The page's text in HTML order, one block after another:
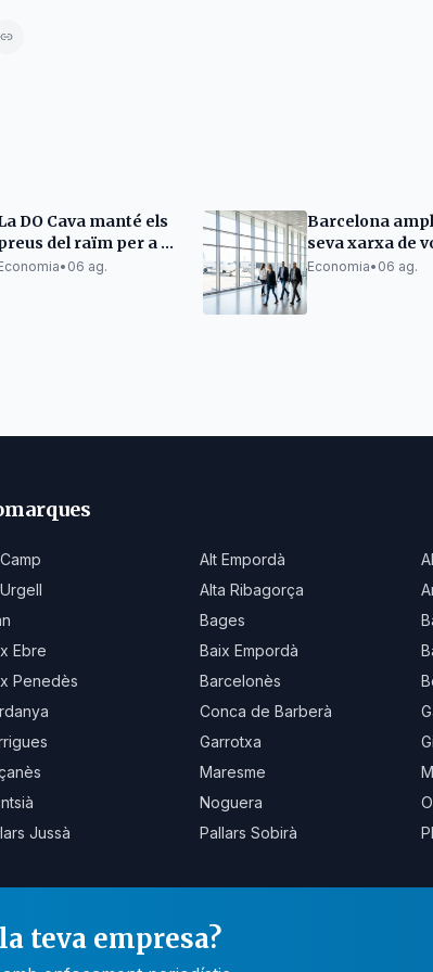
DO Cava manté els
del raïm per a la
verema
• 06 ag.
Barcelona
seva xarxa de
directes amb
Economia• 06 ag.
Alt Empordà
Alta Ribagorça
Bages
Ebre
Baix Empordà
Penedès
Barcelonès
Conca de Barberà
Garrotxa
Maresme
Noguera
Jussà
Pallars Sobirà
teva empresa?